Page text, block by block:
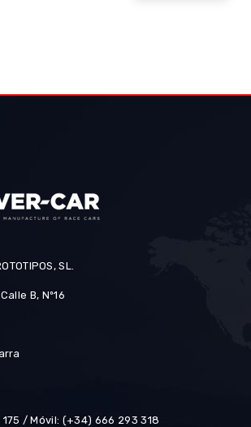
SL.
B, Nº16
/ Móvil: (+34) 666 293 318